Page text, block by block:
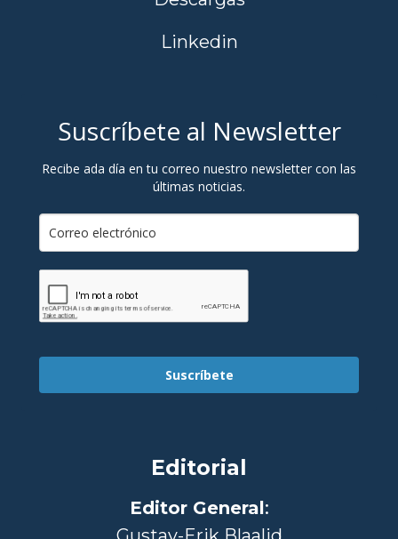
Linkedin
Suscríbete al Newsletter
Recibe ada día en tu correo nuestro newsletter con las
últimas noticias.
Suscríbete
Editorial
Editor General: